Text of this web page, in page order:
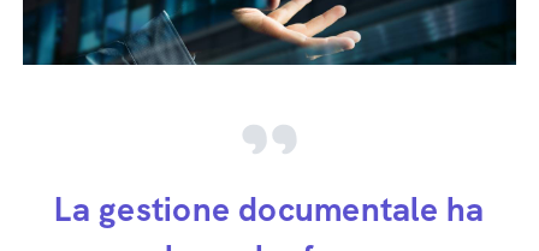
La gestione documentale ha